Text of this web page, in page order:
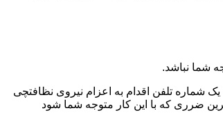
شما نباشد.
شماره تلفن اقدام به اعزام نیروی نظافتچی
ضرری که با این کار متوجه شما شود